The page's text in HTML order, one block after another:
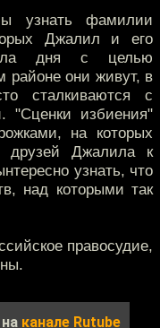
узнать фамилии
Джалил и его
дня с целью
районе они живут, в
сталкиваются с
"Сценки избиения"
на которых
друзей Джалила к
узнать, что
над которыми так
правосудие,
канале Rutube